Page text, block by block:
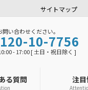
サイトマップ
い合わせください。
10-7756
- 17:00 [ 土日・祝日除く ]
る質問 注